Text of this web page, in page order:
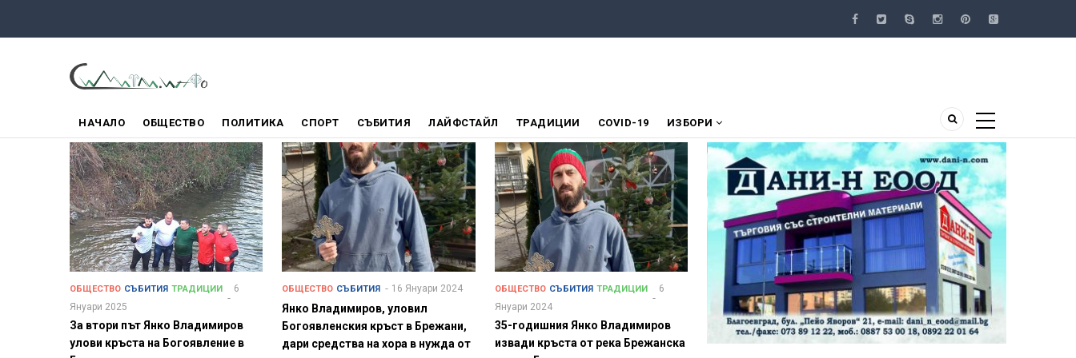
МЕНЮ
НАЧАЛО ОБЩЕСТВО ПОЛИТИКА СПОРТ СЪБИТИЯ ЛАЙФСТАЙЛ ТРАДИЦИИ COVID-19 ИЗБОРИ
ОБЩЕСТВО СЪБИТИЯ ТРАДИЦИИ
6
Януари 2025
За втори път Янко Владимиров
улови кръста на Богоявление в
ОБЩЕСТВО СЪБИТИЯ 16 Януари 2024
Янко Владимиров, уловил
Богоявленския кръст в Брежани,
дари средства на хора в нужда от
ОБЩЕСТВО СЪБИТИЯ ТРАДИЦИИ
6
Януари 2024
35-годишния Янко Владимиров
извади кръста от река Брежанска